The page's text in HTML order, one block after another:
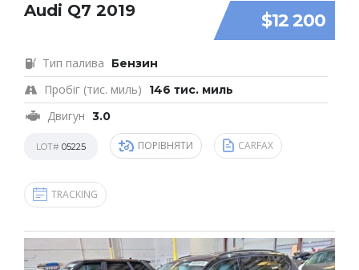
$12 200
Audi Q7 2019
Тип палива Бензин
Пробіг (тис. миль) 146 тис. миль
Двигун 3.0
LOT# 05225 ПОРІВНЯТИ CARFAX
TRACKING